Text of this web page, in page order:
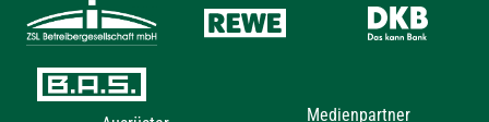
Medienpartner